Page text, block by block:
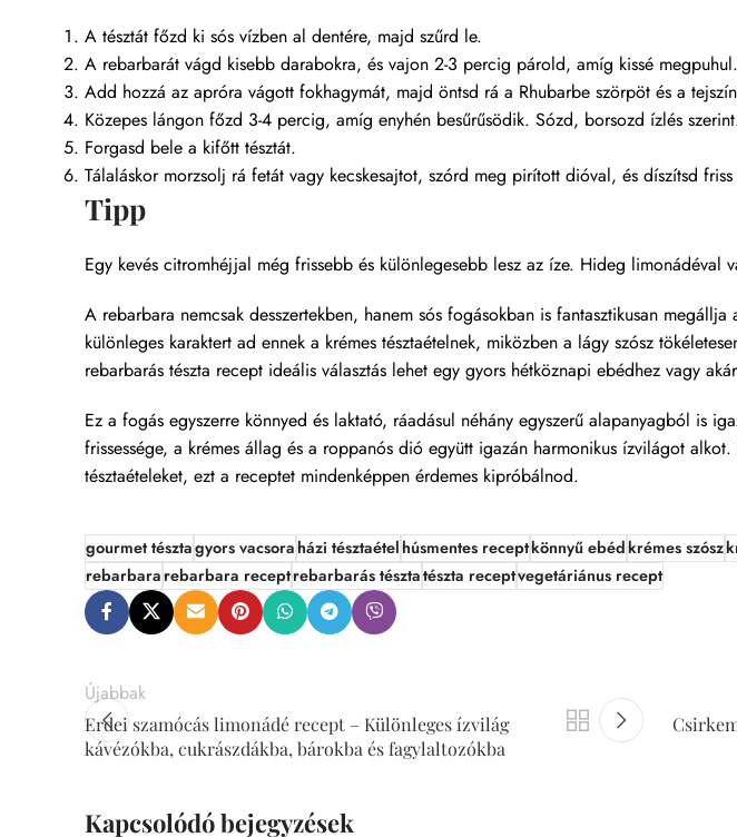
A tésztát főzd ki sós vízben al dentére, majd szűrd le.
A rebarbarát vágd kisebb darabokra, és vajon 2-3 percig párold, amíg kissé megpuhul.
Add hozzá az apróra vágott fokhagymát, majd öntsd rá a Rhubarbe szörpöt és a
Közepes lángon főzd 3-4 percig, amíg enyhén besűrűsödik. Sózd, borsozd ízlés
Forgasd bele a kifőtt tésztát.
Tálaláskor morzsolj rá fetát vagy kecskesajtot, szórd meg pirított dióval, és díszítsd
Tipp
Egy kevés citromhéjjal még frissebb és különlegesebb lesz az íze. Hideg limonádéval
A rebarbara nemcsak desszertekben, hanem sós fogásokban is fantasztikusan megállja
különleges karaktert ad ennek a krémes tésztaételnek, miközben a lágy szósz
rebarbarás tészta recept ideális választás lehet egy gyors hétköznapi ebédhez vagy
Ez a fogás egyszerre könnyed és laktató, ráadásul néhány egyszerű alapanyagból is
frissessége, a krémes állag és a roppanós dió együtt igazán harmonikus ízvilágot
tésztaételeket, ezt a receptet mindenképpen érdemes kipróbálnod.
gourmet tésztagyors vacsoraházi tésztaételhúsmentes receptkönnyű ebédkrémes szósz
rebarbararebarbara receptrebarbarás tésztatészta receptvegetáriánus recept
Újabbak
Erdei szamócás limonádé recept – Különleges ízvilág
kávézókba, cukrászdákba, bárokba és fagylaltozókba
Kapcsolódó bejegyzések